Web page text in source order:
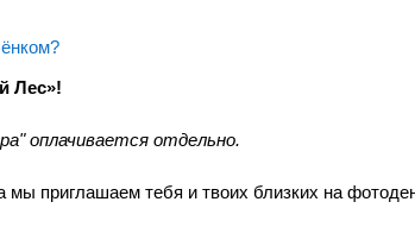
Лес»!
оплачивается отдельно.
приглашаем тебя и твоих близких на